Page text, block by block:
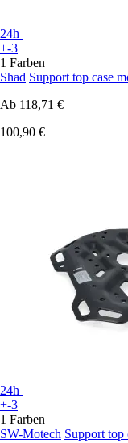
24h
+-3
1 Farben
Shad Support top case
Ab 118,71 €
100,90 €
24h
+-3
1 Farben
SW-Motech Support